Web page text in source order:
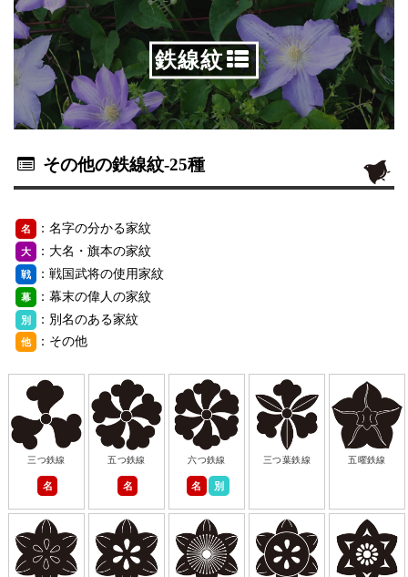
鉄線紋
その他の鉄線紋-25種
名 ：名字の分かる家紋
大 ：大名・旗本の家紋
戦 ：戦国武将の使用家紋
幕 ：幕末の偉人の家紋
別 ：別名のある家紋
他 ：その他
三つ鉄線
名
五つ鉄線
名
六つ鉄線
名 別
三つ葉鉄線 五曜鉄線